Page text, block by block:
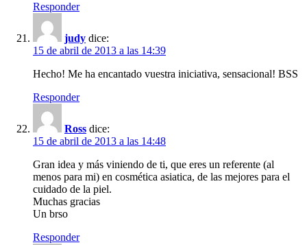
Responder
judy dice:
15 de abril de 2013 a las 14:39
Hecho! Me ha encantado vuestra iniciativa, sensacional! BSS
Responder
Ross dice:
15 de abril de 2013 a las 14:48
Gran idea y más viniendo de ti, que eres un referente (al
menos para mi) en cosmética asiatica, de las mejores para el
cuidado de la piel.
Muchas gracias
Un brso
Responder